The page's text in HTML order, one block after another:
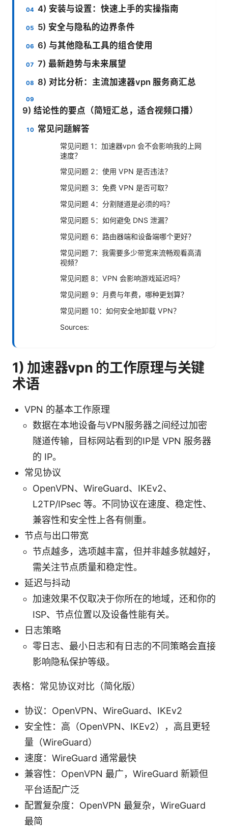
4) 安装与设置：快速上手的实操指南
5) 安全与隐私的边界条件
6) 与其他隐私工具的组合使用
7) 最新趋势与未来展望
8) 对比分析：主流加速器vpn 服务商汇总
9) 结论性的要点（简短汇总，适合视频口播）
常见问题解答
常见问题 1：加速器vpn 会不会影响我的上网
速度？
常见问题 2：使用 VPN 是否违法？
常见问题 3：免费 VPN 是否可取？
常见问题 4：分割隧道是必须的吗？
常见问题 5：如何避免 DNS 泄漏？
常见问题 6：路由器端和设备端哪个更好？
常见问题 7：我需要多少带宽来流畅观看高清
视频？
常见问题 8：VPN 会影响游戏延迟吗？
常见问题 9：月费与年费，哪种更划算？
常见问题 10：如何安全地卸载 VPN？
Sources:
1) 加速器vpn 的工作原理与关键
术语
VPN 的基本工作原理
数据在本地设备与VPN服务器之间经过加密
隧道传输，目标网站看到的IP是 VPN 服务器
的 IP。
常见协议
OpenVPN、WireGuard、IKEv2、
L2TP/IPsec 等。不同协议在速度、稳定性、
兼容性和安全性上各有侧重。
节点与出口带宽
节点越多，选项越丰富，但并非越多就越好，
需关注节点质量和稳定性。
延迟与抖动
加速效果不仅取决于你所在的地域，还和你的
ISP、节点位置以及设备性能有关。
日志策略
零日志、最小日志和有日志的不同策略会直接
影响隐私保护等级。
表格：常见协议对比（简化版）
协议：OpenVPN、WireGuard、IKEv2
安全性：高（OpenVPN、IKEv2），高且更轻
量（WireGuard）
速度：WireGuard 通常最快
兼容性：OpenVPN 最广，WireGuard 新颖但
平台适配广泛
配置复杂度：OpenVPN 最复杂，WireGuard
最简